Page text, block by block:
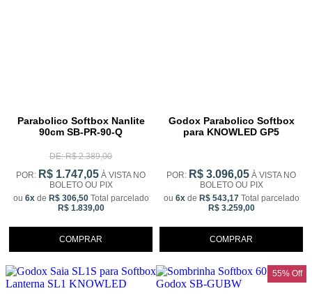
Parabolico Softbox Nanlite
90cm SB-PR-90-Q
DE: R$ 2.389,00
POR: R$ 1.747,05 À VISTA NO
BOLETO OU PIX
ou 6xde R$ 306,50Total parcelado
R$ 1.839,00
COMPRAR
Godox Parabolico Softbox
para KNOWLED GP5
POR: R$ 3.096,05 À VISTA NO
BOLETO OU PIX
ou 6xde R$ 543,17Total parcelado
R$ 3.259,00
COMPRAR
55% Off